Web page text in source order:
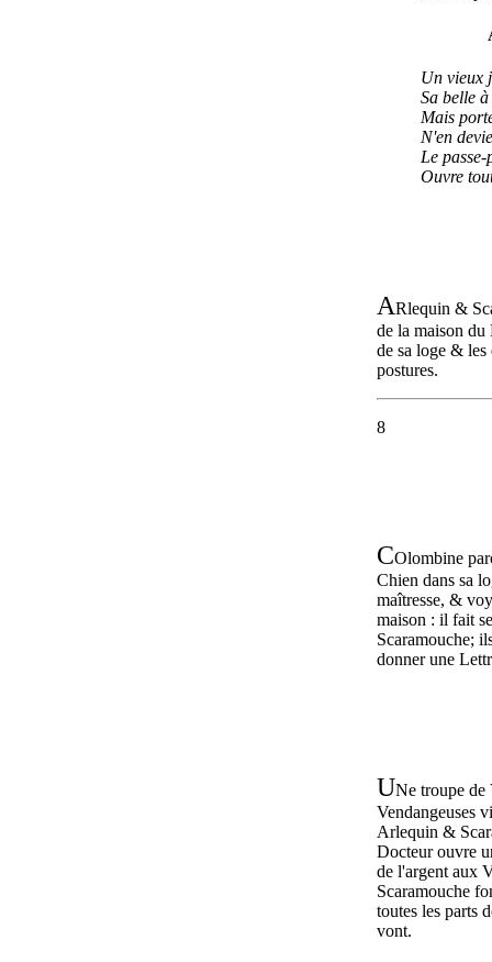
Un vieux
Sa belle
Mais
N'en
Le
Ouvre
ARlequin &
de la maison
de sa loge & les
postures.
8
COlombine
Chien dans sa
maîtresse, &
maison : il fait
Scaramouche;
donner une
UNe troupe de
Vendangeuses
Arlequin &
Docteur ouvre
de l'argent aux
Scaramouche
toutes les parts
vont.